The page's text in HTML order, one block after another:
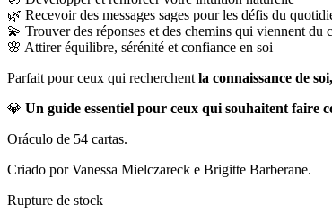
🌿 Recevoir des messages sages pour les défis du
💫 Trouver des réponses et des chemins qui viennent du
🌸 Attirer équilibre, sérénité et confiance en soi
Parfait pour ceux qui recherchent la connaissance de
💎 Un guide essentiel pour ceux qui souhaitent faire
Oráculo de 54 cartas.
Criado por Vanessa Mielczareck e Brigitte Barberane.
Rupture de stock